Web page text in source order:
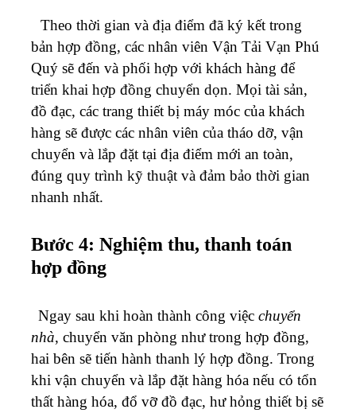
Theo thời gian và địa điểm đã ký kết trong
bản hợp đồng, các nhân viên Vận Tải Vạn Phú
Quý sẽ đến và phối hợp với khách hàng để
triển khai hợp đồng chuyển dọn. Mọi tài sản,
đồ đạc, các trang thiết bị máy móc của khách
hàng sẽ được các nhân viên của tháo dỡ, vận
chuyển và lắp đặt tại địa điểm mới an toàn,
đúng quy trình kỹ thuật và đảm bảo thời gian
nhanh nhất.
Bước 4: Nghiệm thu, thanh toán
hợp đồng
Ngay sau khi hoàn thành công việc chuyển
nhà, chuyển văn phòng như trong hợp đồng,
hai bên sẽ tiến hành thanh lý hợp đồng. Trong
khi vận chuyển và lắp đặt hàng hóa nếu có tổn
thất hàng hóa, đổ vỡ đồ đạc, hư hỏng thiết bị sẽ